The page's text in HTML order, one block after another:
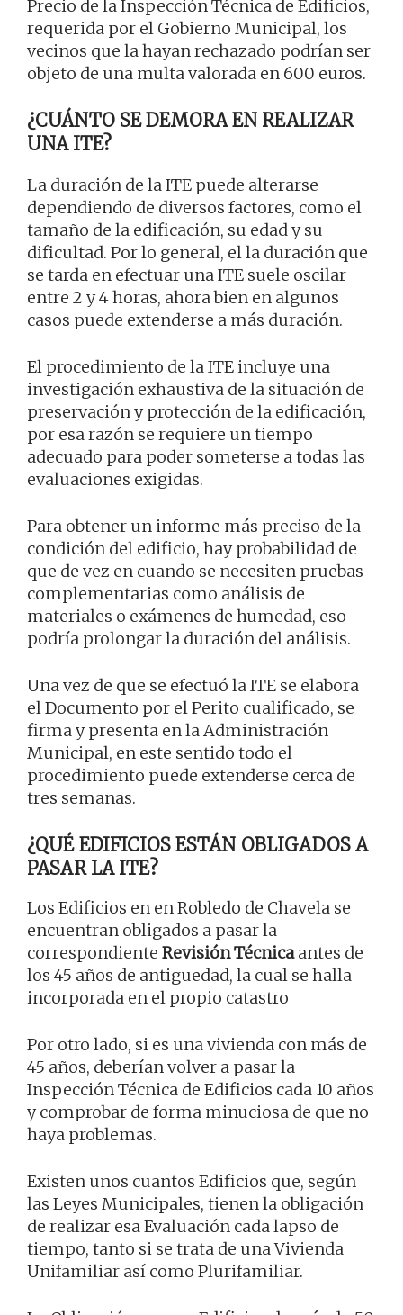
Precio de la Inspección Técnica de Edificios,
requerida por el Gobierno Municipal, los
vecinos que la hayan rechazado podrían ser
objeto de una multa valorada en 600 euros.
¿CUÁNTO SE DEMORA EN REALIZAR
UNA ITE?
La duración de la ITE puede alterarse
dependiendo de diversos factores, como el
tamaño de la edificación, su edad y su
dificultad. Por lo general, el la duración que
se tarda en efectuar una ITE suele oscilar
entre 2 y 4 horas, ahora bien en algunos
casos puede extenderse a más duración.
El procedimiento de la ITE incluye una
investigación exhaustiva de la situación de
preservación y protección de la edificación,
por esa razón se requiere un tiempo
adecuado para poder someterse a todas las
evaluaciones exigidas.
Para obtener un informe más preciso de la
condición del edificio, hay probabilidad de
que de vez en cuando se necesiten pruebas
complementarias como análisis de
materiales o exámenes de humedad, eso
podría prolongar la duración del análisis.
Una vez de que se efectuó la ITE se elabora
el Documento por el Perito cualificado, se
firma y presenta en la Administración
Municipal, en este sentido todo el
procedimiento puede extenderse cerca de
tres semanas.
¿QUÉ EDIFICIOS ESTÁN OBLIGADOS A
PASAR LA ITE?
Los Edificios en en Robledo de Chavela se
encuentran obligados a pasar la
correspondiente Revisión Técnicaantes de
los 45 años de antiguedad, la cual se halla
incorporada en el propio catastro
Por otro lado, si es una vivienda con más de
45 años, deberían volver a pasar la
Inspección Técnica de Edificios cada 10 años
y comprobar de forma minuciosa de que no
haya problemas.
Existen unos cuantos Edificios que, según
las Leyes Municipales, tienen la obligación
de realizar esa Evaluación cada lapso de
tiempo, tanto si se trata de una Vivienda
Unifamiliar así como Plurifamiliar.